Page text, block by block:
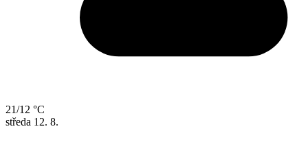
21/12 °C
středa 12. 8.